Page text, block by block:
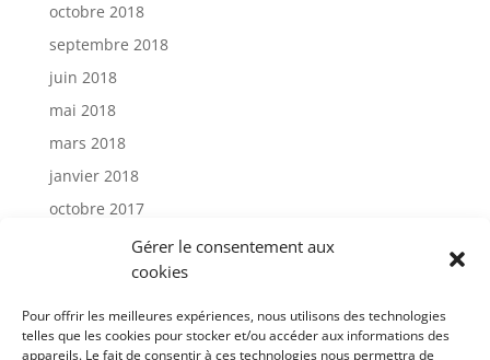
Gérer le consentement aux
cookies
Pour offrir les meilleures expériences, nous utilisons des technologies
telles que les cookies pour stocker et/ou accéder aux informations des
appareils. Le fait de consentir à ces technologies nous permettra de
octobre 2018
septembre 2018
juin 2018
mai 2018
mars 2018
janvier 2018
octobre 2017
janvier 2017
Catégories